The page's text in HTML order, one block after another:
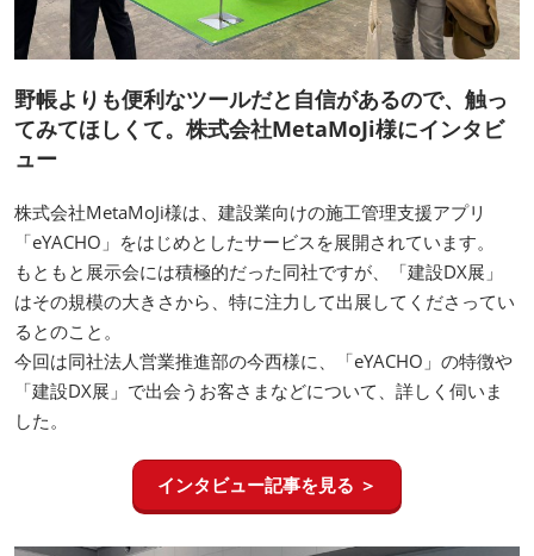
野帳よりも便利なツールだと自信があるので、触っ
てみてほしくて。株式会社MetaMoJi様にインタビ
ュー
株式会社MetaMoJi様は、建設業向けの施工管理支援アプリ
「eYACHO」をはじめとしたサービスを展開されています。
もともと展示会には積極的だった同社ですが、「建設DX展」
はその規模の大きさから、特に注力して出展してくださってい
るとのこと。
今回は同社法人営業推進部の今西様に、「eYACHO」の特徴や
「建設DX展」で出会うお客さまなどについて、詳しく伺いま
した。
インタビュー記事を見る ＞